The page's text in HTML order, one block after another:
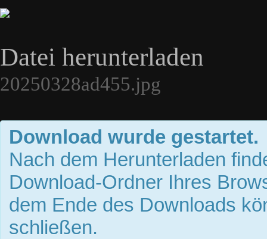
Datei herunterladen
20250328ad455.jpg
Download wurde gestartet.
Nach dem Herunterladen
Download-Ordner Ihres
dem Ende des Downloads
schließen.